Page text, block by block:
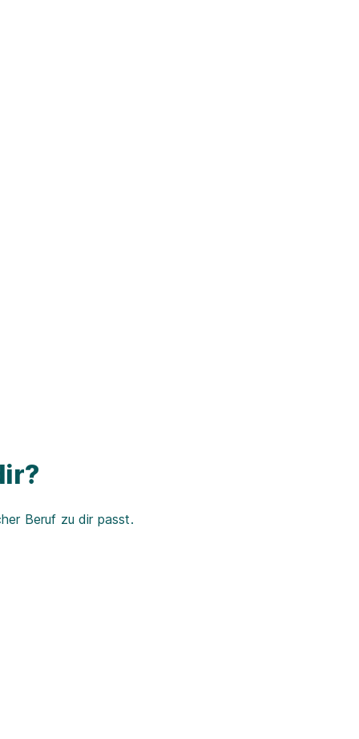
Beruf zu dir passt.